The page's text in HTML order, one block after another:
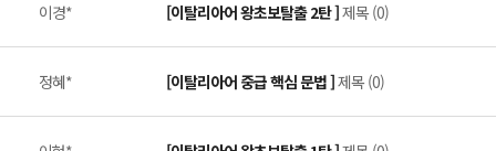
이경* [이탈리아어 왕초보탈출 2탄 ]제목 (0)
정혜* [이탈리아어 중급 핵심 문법 ]제목 (0)